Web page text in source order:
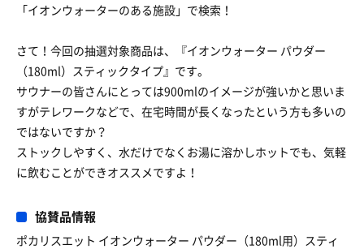
「イオンウォーターのある施設」で検索！
さて！今回の抽選対象商品は、『イオンウォーター パウダー
（180ml）スティックタイプ』です。
サウナーの皆さんにとっては900mlのイメージが強いかと思いま
すがテレワークなどで、在宅時間が長くなったという方も多いの
ではないですか？
ストックしやすく、水だけでなくお湯に溶かしホットでも、気軽
に飲むことができオススメですよ！
協賛品情報
ポカリスエット イオンウォーター パウダー（180ml用）スティ